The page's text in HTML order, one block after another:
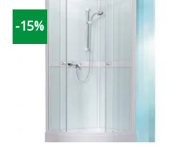
-15%